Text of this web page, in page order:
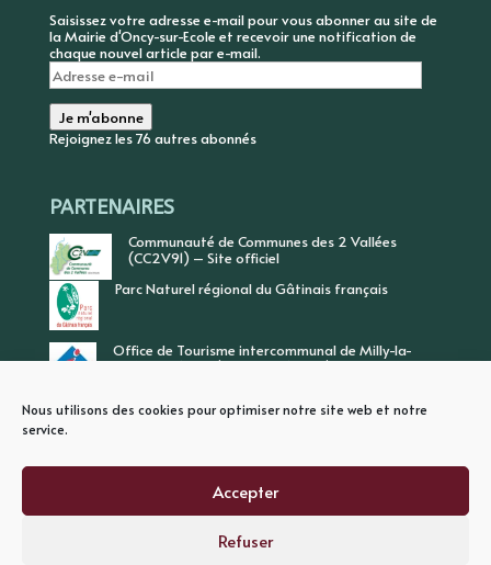
Nous utilisons des cookies pour optimiser notre site web et notre
service.
Accepter
Refuser
Saisissez votre adresse e-mail pour vous abonner au site de
la Mairie d'Oncy-sur-Ecole et recevoir une notification de
chaque nouvel article par e-mail.
Adresse
e-
mail
Je m'abonne
Rejoignez les 76 autres abonnés
PARTENAIRES
Communauté de Communes des 2 Vallées
(CC2V91) – Site officiel
Parc Naturel régional du Gâtinais français
Office de Tourisme intercommunal de Milly-la-
Forêt, Vallée de l’Ecole, Vallée de l’Essonne
MENTIONS LEGALES